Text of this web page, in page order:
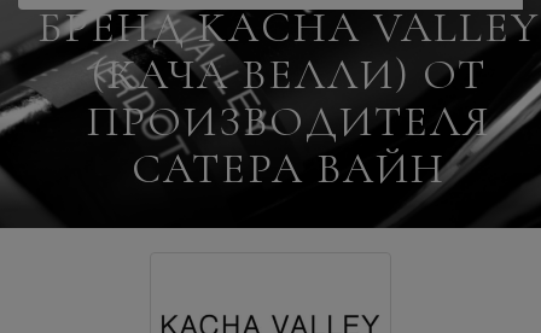
БРЕНД KACHA VALLEY
(КАЧА ВЕЛЛИ) ОТ
ПРОИЗВОДИТЕЛЯ
САТЕРА ВАЙН